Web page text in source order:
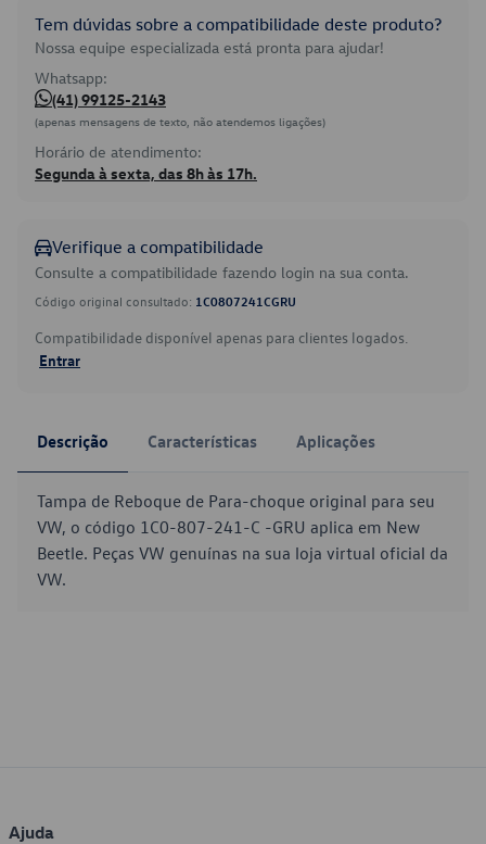
Tem dúvidas sobre a compatibilidade deste produto?
Nossa equipe especializada está pronta para ajudar!
Whatsapp:
(41) 99125-2143
(apenas mensagens de texto, não atendemos ligações)
Horário de atendimento:
Segunda à sexta, das 8h às 17h.
Verifique a compatibilidade
Consulte a compatibilidade fazendo login na sua conta.
Código original consultado: 1C0807241CGRU
Compatibilidade disponível apenas para clientes logados.
Entrar
Descrição Características Aplicações
Tampa de Reboque de Para-choque original para seu
VW, o código 1C0-807-241-C -GRU aplica em New
Beetle. Peças VW genuínas na sua loja virtual oficial da
VW.
Ajuda